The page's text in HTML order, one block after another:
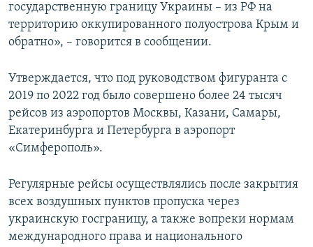
государственную границу Украины – из РФ на
территорию оккупированного полуострова Крым и
обратно», – говорится в сообщении.
Утверждается, что под руководством фигуранта с
2019 по 2022 год было совершено более 24 тысяч
рейсов из аэропортов Москвы, Казани, Самары,
Екатеринбурга и Петербурга в аэропорт
«Симферополь».
Регулярные рейсы осуществлялись после закрытия
всех воздушных пунктов пропуска через
украинскую госграницу, а также вопреки нормам
международного права и национального